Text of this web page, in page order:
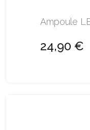
Ampoule
24,90 €